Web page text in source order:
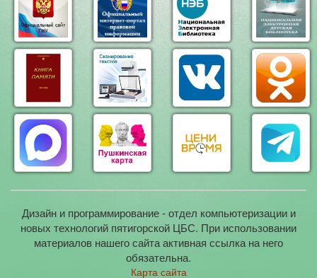
Дизайн и программирование - отдел компьютеризации и
новых технологий пятигорской ЦБС. При использовании
материалов нашего сайта активная ссылка на него
обязательна.
Карта сайта